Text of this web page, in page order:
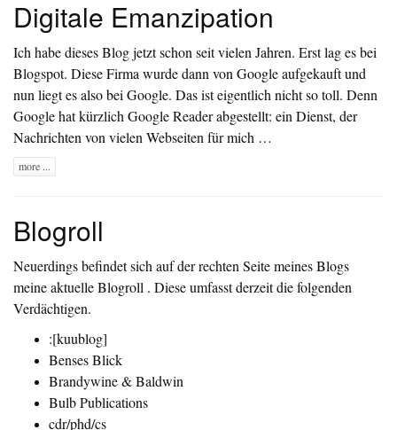
Digitale Emanzipation
Ich habe dieses Blog jetzt schon seit vielen Jahren. Erst lag es bei
Blogspot. Diese Firma wurde dann von Google aufgekauft und
nun liegt es also bei Google. Das ist eigentlich nicht so toll. Denn
Google hat kürzlich Google Reader abgestellt: ein Dienst, der
Nachrichten von vielen Webseiten für mich …
more ...
Blogroll
Neuerdings befindet sich auf der rechten Seite meines Blogs
meine aktuelle Blogroll . Diese umfasst derzeit die folgenden
Verdächtigen.
:[kuublog]
Benses Blick
Brandywine & Baldwin
Bulb Publications
cdr/phd/cs